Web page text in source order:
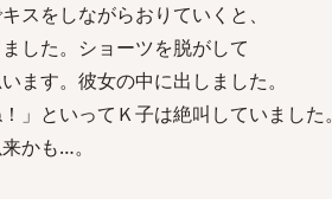
スをしながらおりていくと、
した。ショーツを脱がして
ます。彼女の中に出しました。
」といってＫ子は絶叫していました。
かも…。